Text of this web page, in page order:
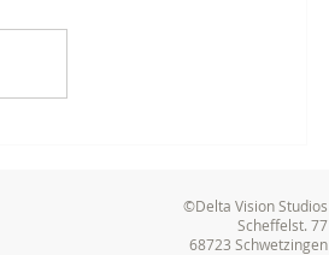
in Seeheim-Jugenheim©Delta Vision Studios
Scheffelst. 77
68723 Schwetzingen